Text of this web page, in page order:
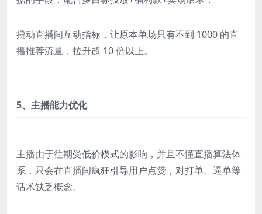
撬动直播间互动指标，让原本单场只有不到 1000 的直
播推荐流量，拉升超 10 倍以上。
5、主播能力优化
主播由于往期受低价模式的影响，并且不懂直播算法体
系，只会在直播间疯狂引导用户点赞，对打单、逼单等
话术缺乏概念。